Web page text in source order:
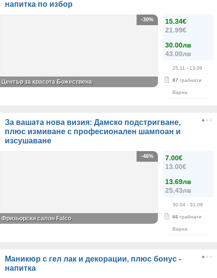
напитка по избор
15.34€
21.99€
30.00лв
43.00лв
25.11 - 13.09
87 грабнати
Варна
-30%
Център за красота Божествена
За вашата нова визия: Дамско подстригване,
плюс измиване с професионален шампоан и
изсушаване
7.00€
13.00€
13.69лв
25.43лв
30.04 - 31.08
66 грабнати
Варна
-46%
Фризьорски салон Falco
Маникюр с гел лак и декорации, плюс бонус -
напитка